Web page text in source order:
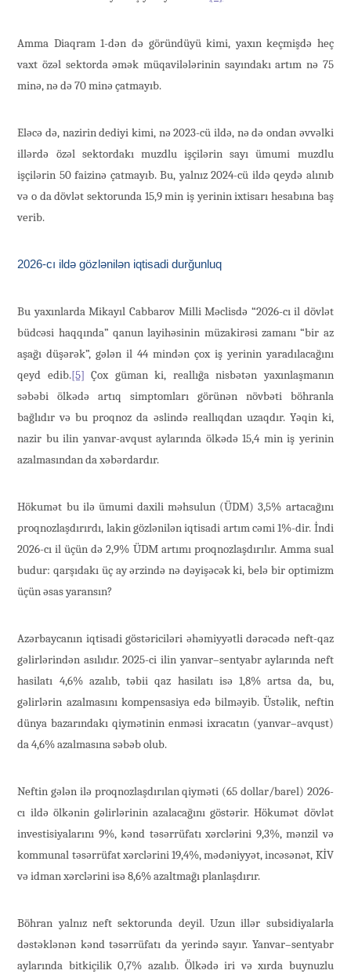
Amma Diaqram 1-dən də göründüyü kimi, yaxın keçmişdə heç
vaxt özəl sektorda əmək müqavilələrinin sayındakı artım nə 75
minə, nə də 70 minə çatmayıb.
Eləcə də, nazirin dediyi kimi, nə 2023-cü ildə, nə də ondan əvvəlki
illərdə özəl sektordakı muzdlu işçilərin sayı ümumi muzdlu
işçilərin 50 faizinə çatmayıb. Bu, yalnız 2024-cü ildə qeydə alınıb
və o da dövlət sektorunda 15,9 min iş yerinin ixtisarı hesabına baş
verib.
2026-cı ildə gözlənilən iqtisadi durğunluq
Bu yaxınlarda Mikayıl Cabbarov Milli Məclisdə “2026-cı il dövlət
büdcəsi haqqında” qanun layihəsinin müzakirəsi zamanı “bir az
aşağı düşərək”, gələn il 44 mindən çox iş yerinin yaradılacağını
qeyd edib.[5] Çox güman ki, reallığa nisbətən yaxınlaşmanın
səbəbi ölkədə artıq simptomları görünən növbəti böhranla
bağlıdır və bu proqnoz da əslində reallıqdan uzaqdır. Yəqin ki,
nazir bu ilin yanvar-avqust aylarında ölkədə 15,4 min iş yerinin
azalmasından da xəbərdardır.
Hökumət bu ilə ümumi daxili məhsulun (ÜDM) 3,5% artacağını
proqnozlaşdırırdı, lakin gözlənilən iqtisadi artım cəmi 1%-dir. İndi
2026-cı il üçün də 2,9% ÜDM artımı proqnozlaşdırılır. Amma sual
budur: qarşıdakı üç ay ərzində nə dəyişəcək ki, belə bir optimizm
üçün əsas yaransın?
Azərbaycanın iqtisadi göstəriciləri əhəmiyyətli dərəcədə neft-qaz
gəlirlərindən asılıdır. 2025-ci ilin yanvar–sentyabr aylarında neft
hasilatı 4,6% azalıb, təbii qaz hasilatı isə 1,8% artsa da, bu,
gəlirlərin azalmasını kompensasiya edə bilməyib. Üstəlik, neftin
dünya bazarındakı qiymətinin enməsi ixracatın (yanvar–avqust)
da 4,6% azalmasına səbəb olub.
Neftin gələn ilə proqnozlaşdırılan qiyməti (65 dollar/barel) 2026-
cı ildə ölkənin gəlirlərinin azalacağını göstərir. Hökumət dövlət
investisiyalarını 9%, kənd təsərrüfatı xərclərini 9,3%, mənzil və
kommunal təsərrüfat xərclərini 19,4%, mədəniyyət, incəsənət, KİV
və idman xərclərini isə 8,6% azaltmağı planlaşdırır.
Böhran yalnız neft sektorunda deyil. Uzun illər subsidiyalarla
dəstəklənən kənd təsərrüfatı da yerində sayır. Yanvar–sentyabr
aylarında bitkiçilik 0,7% azalıb. Ölkədə iri və xırda buynuzlu